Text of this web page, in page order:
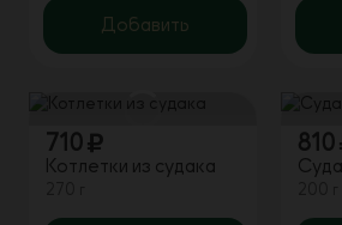
Добавить
710
Котлетки из судака
810